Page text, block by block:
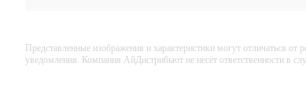
Представленные изображения и характеристики могут отличаться
уведомления. Компания АйДистрибьют не несёт ответственности в